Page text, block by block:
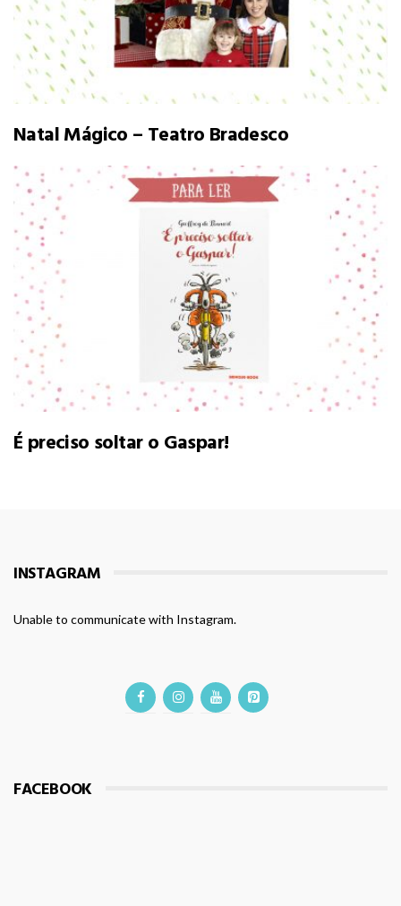
Natal Mágico – Teatro Bradesco
É preciso soltar o Gaspar!
INSTAGRAM
Unable to communicate with Instagram.
FACEBOOK